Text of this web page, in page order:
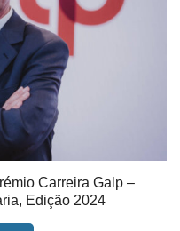
Carreira Galp –
Edição 2024